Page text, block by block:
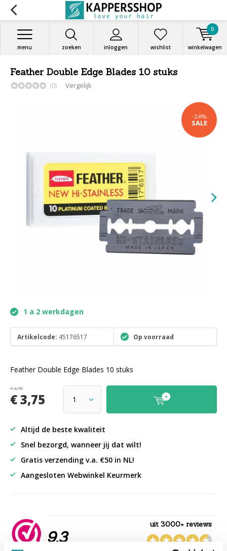
zoeken inloggen
menu wishlist winkelwagen
0
Feather Double Edge Blades 10 stuks
(0) Vergelijk
-24%
SALE
1 a 2 werkdagen
Artikelcode: 45176517 Op voorraad
Feather Double Edge Blades 10 stuks
€ 4,95
€ 3,75
Altijd de beste kwaliteit
Snel bezorgd, wanneer jij dat wilt!
Gratis verzending v.a. €50 in NL!
Aangesloten Webwinkel Keurmerk
9,3
uit 3000+ reviews